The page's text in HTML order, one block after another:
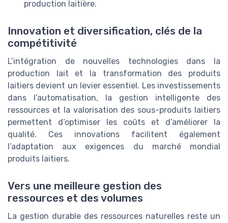
production laitière.
Innovation et diversification, clés de la
compétitivité
L’intégration de nouvelles technologies dans la
production lait et la transformation des produits
laitiers devient un levier essentiel. Les investissements
dans l’automatisation, la gestion intelligente des
ressources et la valorisation des sous-produits laitiers
permettent d’optimiser les coûts et d’améliorer la
qualité. Ces innovations facilitent également
l’adaptation aux exigences du marché mondial
produits laitiers.
Vers une meilleure gestion des
ressources et des volumes
La gestion durable des ressources naturelles reste un